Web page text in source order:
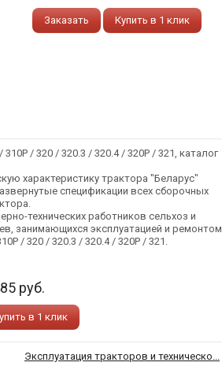
Заказать Купить в 1 клик
/ 320 / 320.3 / 320.4 / 320Р / 321, каталог
характеристику трактора "Беларус"
спецификации всех сборочных
технических работников сельхоз и
занимающихся эксплуатацией и ремонтом
/ 320 / 320.3 / 320.4 / 320Р / 321.
руб.
в 1 клик
Эксплуатация тракторов и техническо...